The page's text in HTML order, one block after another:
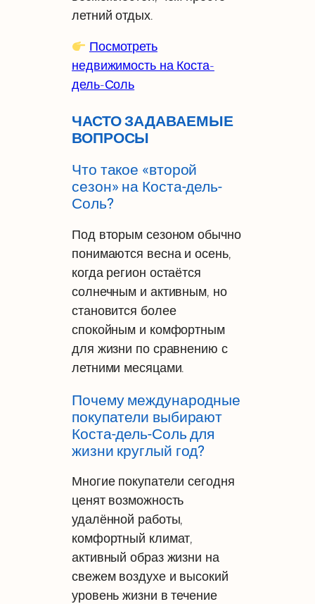
летний отдых.
Посмотреть
недвижимость на Коста-
дель-Соль
ЧАСТО ЗАДАВАЕМЫЕ
ВОПРОСЫ
Что такое «второй
сезон» на Коста-дель-
Соль?
Под вторым сезоном обычно
понимаются весна и осень,
когда регион остаётся
солнечным и активным, но
становится более
спокойным и комфортным
для жизни по сравнению с
летними месяцами.
Почему международные
покупатели выбирают
Коста-дель-Соль для
жизни круглый год?
Многие покупатели сегодня
ценят возможность
удалённой работы,
комфортный климат,
активный образ жизни на
свежем воздухе и высокий
уровень жизни в течение